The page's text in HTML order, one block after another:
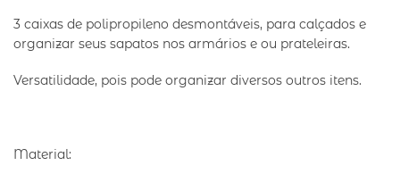
3 caixas de polipropileno desmontáveis, para calçados e
organizar seus sapatos nos armários e ou prateleiras.
Versatilidade, pois pode organizar diversos outros itens.
Material: